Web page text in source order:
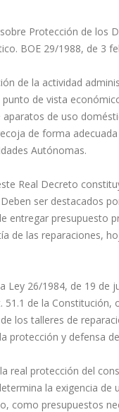
Protección de los
BOE 29/1988, de 3
de la actividad
de vista
de uso
de forma
Autónomas.
Real Decreto
ser destacados
entregar presupuesto
de las reparaciones,
Ley 26/1984, de 19 de
de la
los talleres de
protección y defensa
real protección del
la exigencia de
como presupuestos